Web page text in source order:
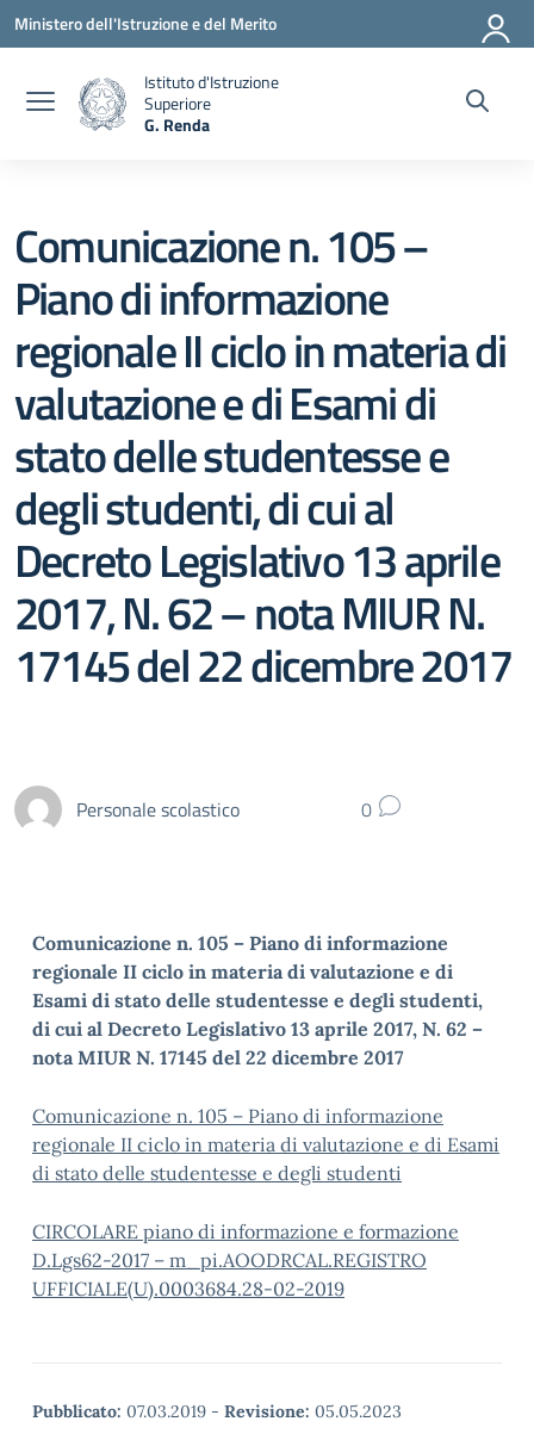
Vai ai contenuti
Vai al menu di navigazione
Vai al footer
Ministero dell'Istruzione e del Merito
Istituto d'Istruzione
Superiore
G. Renda
Comunicazione n. 105 –
Piano di informazione
regionale II ciclo in materia di
valutazione e di Esami di
stato delle studentesse e
degli studenti, di cui al
Decreto Legislativo 13 aprile
2017, N. 62 – nota MIUR N.
17145 del 22 dicembre 2017
Personale scolastico 0
Comunicazione n. 105 – Piano di informazione
regionale II ciclo in materia di valutazione e di
Esami di stato delle studentesse e degli studenti,
di cui al Decreto Legislativo 13 aprile 2017, N. 62 –
nota MIUR N. 17145 del 22 dicembre 2017
Comunicazione n. 105 – Piano di informazione
regionale II ciclo in materia di valutazione e di Esami
di stato delle studentesse e degli studenti
CIRCOLARE piano di informazione e formazione
D.Lgs62-2017 – m_pi.AOODRCAL.REGISTRO
UFFICIALE(U).0003684.28-02-2019
Pubblicato: 07.03.2019 - Revisione: 05.05.2023